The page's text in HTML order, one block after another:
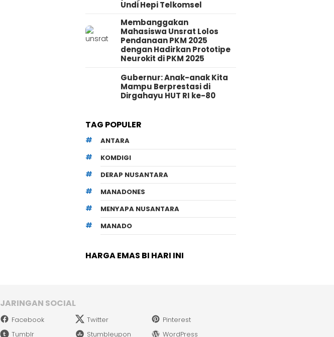
Undi Hepi Telkomsel
Membanggakan
Mahasiswa Unsrat Lolos
Pendanaan PKM 2025
dengan Hadirkan Prototipe
Neurokit di PKM 2025
Gubernur: Anak-anak Kita
Mampu Berprestasi di
Dirgahayu HUT RI ke-80
TAG POPULER
ANTARA
KOMDIGI
DERAP NUSANTARA
MANADONES
MENYAPA NUSANTARA
MANADO
HARGA EMAS BI HARI INI
JARINGAN SOCIAL
Facebook Twitter
Pinterest
Tumblr
Stumbleupon WordPress